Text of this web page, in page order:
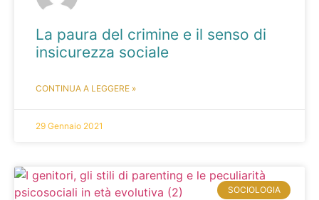
La paura del crimine e il senso di
insicurezza sociale
CONTINUA A LEGGERE »
29 Gennaio 2021
SOCIOLOGIA